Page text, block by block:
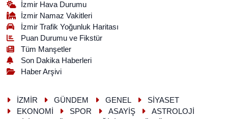
İzmir Hava Durumu
İzmir Namaz Vakitleri
İzmir Trafik Yoğunluk Haritası
Puan Durumu ve Fikstür
Tüm Manşetler
Son Dakika Haberleri
Haber Arşivi
İZMİR GÜNDEM GENEL
SİYASET
EKONOMİ
SPOR ASAYİŞ
ASTROLOJİ